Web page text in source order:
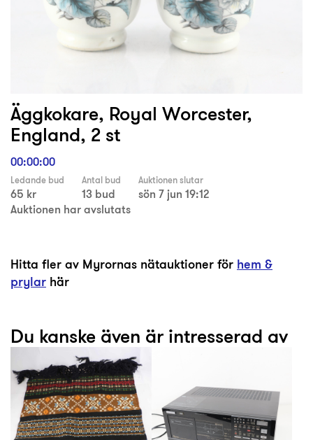
Äggkokare, Royal Worcester,
England, 2 st
00:00:00
Ledande bud
65 kr
Antal bud
13 bud
Auktionen slutar
sön 7 jun 19:12
Auktionen har avslutats
Hitta fler av Myrornas nätauktioner för hem &
prylar här
Du kanske även är intresserad av